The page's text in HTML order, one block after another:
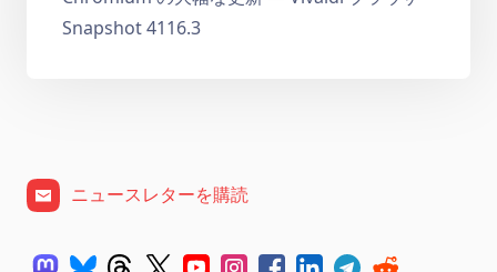
Snapshot 4116.3
ニュースレターを購読